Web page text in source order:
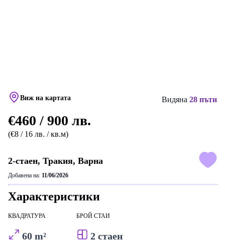
Виж на картата Видяна 28 пъти
€460 / 900 лв.
(€8 / 16 лв. / кв.м)
2-стаен, Тракия, Варна
Добавена на: 11/06/2026
Характеристики
КВАДРАТУРА
60 m²
БРОЙ СТАИ
2 стаен